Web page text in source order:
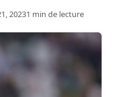
20231 min de lecture